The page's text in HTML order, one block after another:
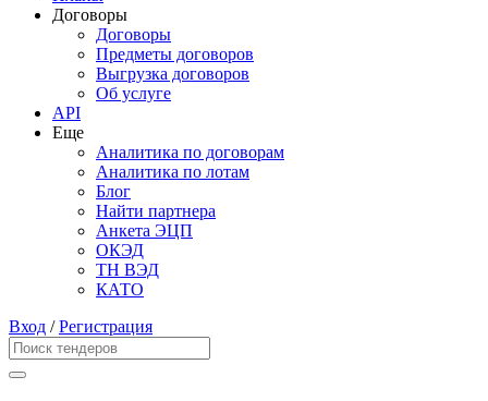
Договоры
Договоры
Предметы договоров
Выгрузка договоров
Об услуге
API
Еще
Аналитика по договорам
Аналитика по лотам
Блог
Найти партнера
Анкета ЭЦП
ОКЭД
ТН ВЭД
КАТО
Вход /Регистрация